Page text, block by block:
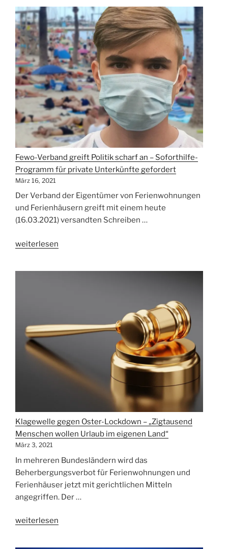
Geheimverhandlungen
der
Tourismuskonzerne
mit
der
Regierung
–
„Appell
von
Olaf
Scholz
zum
Reiseverzicht
ist
unglaubwürdig!““
Fewo-Verband greift Politik scharf an – Soforthilfe-
Programm für private Unterkünfte gefordert
März 16, 2021
Der Verband der Eigentümer von Ferienwohnungen
und Ferienhäusern greift mit einem heute
(16.03.2021) versandten Schreiben …
„Fewo-
Soforthilfe-
Programm
weiterlesen
Klagewelle gegen Oster-Lockdown – „Zigtausend
Menschen wollen Urlaub im eigenen Land“
März 3, 2021
In mehreren Bundesländern wird das
Beherbergungsverbot für Ferienwohnungen und
Ferienhäuser jetzt mit gerichtlichen Mitteln
angegriffen. Der …
„Klagewelle
weiterlesen